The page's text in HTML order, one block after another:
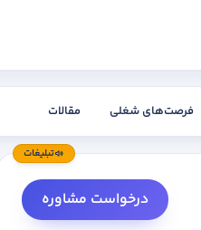
فرصت‌های شغلی مقالات
تبلیغات
درخواست مشاوره